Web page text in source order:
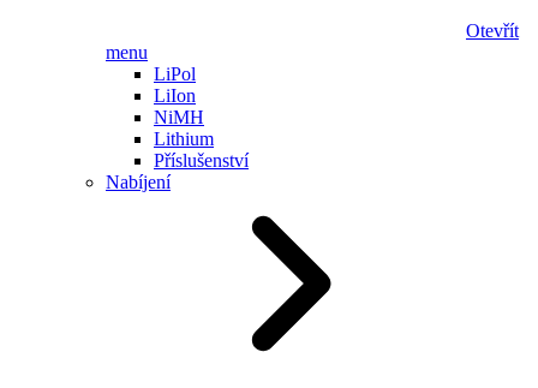
Otevřít
menu
LiPol
LiIon
NiMH
Lithium
Příslušenství
Nabíjení